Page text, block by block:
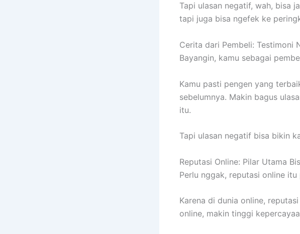
Tapi ulasan negatif, wah, bisa
tapi juga bisa ngefek ke
Cerita dari Pembeli: Testimoni
Bayangin, kamu sebagai
Kamu pasti pengen yang
sebelumnya. Makin bagus
itu.
Tapi ulasan negatif bisa bikin
Reputasi Online: Pilar Utama
Perlu nggak, reputasi online
Karena di dunia online,
online, makin tinggi